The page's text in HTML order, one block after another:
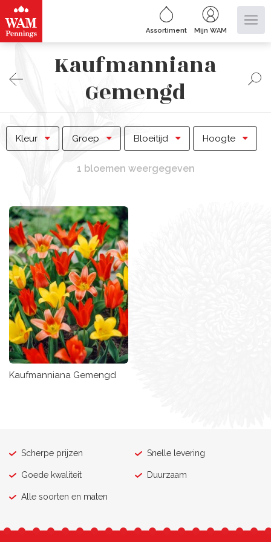
Assortiment Mijn WAM
Kaufmanniana
Gemengd
Kleur Groep Bloeitijd Hoogte
1 bloemen weergegeven
Kaufmanniana Gemengd
Scherpe prijzen Snelle levering
Goede kwaliteit Duurzaam
Alle soorten en maten